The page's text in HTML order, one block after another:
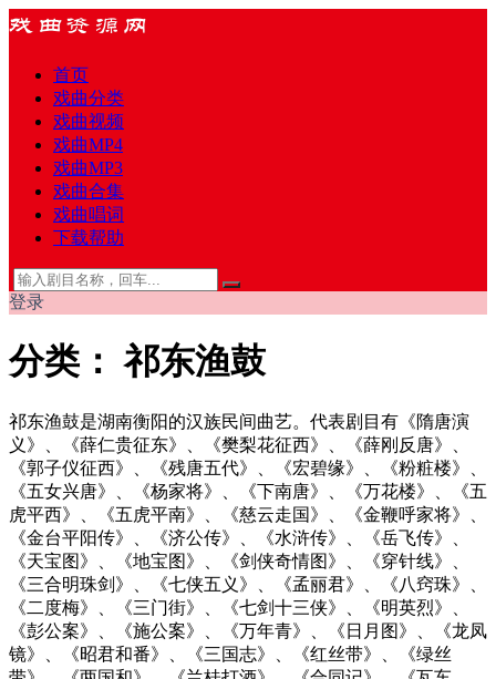
首页
戏曲分类
戏曲视频
戏曲MP4
戏曲MP3
戏曲合集
戏曲唱词
下载帮助
登录
分类：祁东渔鼓
祁东渔鼓是湖南衡阳的汉族民间曲艺。代表剧目有《隋唐演
义》、《薛仁贵征东》、《樊梨花征西》、《薛刚反唐》、
《郭子仪征西》、《残唐五代》、《宏碧缘》、《粉粧楼》、
《五女兴唐》、《杨家将》、《下南唐》、《万花楼》、《五
虎平西》、《五虎平南》、《慈云走国》、《金鞭呼家将》、
《金台平阳传》、《济公传》、《水浒传》、《岳飞传》、
《天宝图》、《地宝图》、《剑侠奇情图》、《穿针线》、
《三合明珠剑》、《七侠五义》、《孟丽君》、《八窍珠》、
《二度梅》、《三门街》、《七剑十三侠》、《明英烈》、
《彭公案》、《施公案》、《万年青》、《日月图》、《龙凤
镜》、《昭君和番》、《三国志》、《红丝带》、《绿丝